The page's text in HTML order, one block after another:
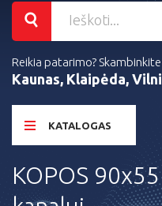
Reikia patarimo?
Kaunas, Klaipėda,
KATALOGAS
KOPOS